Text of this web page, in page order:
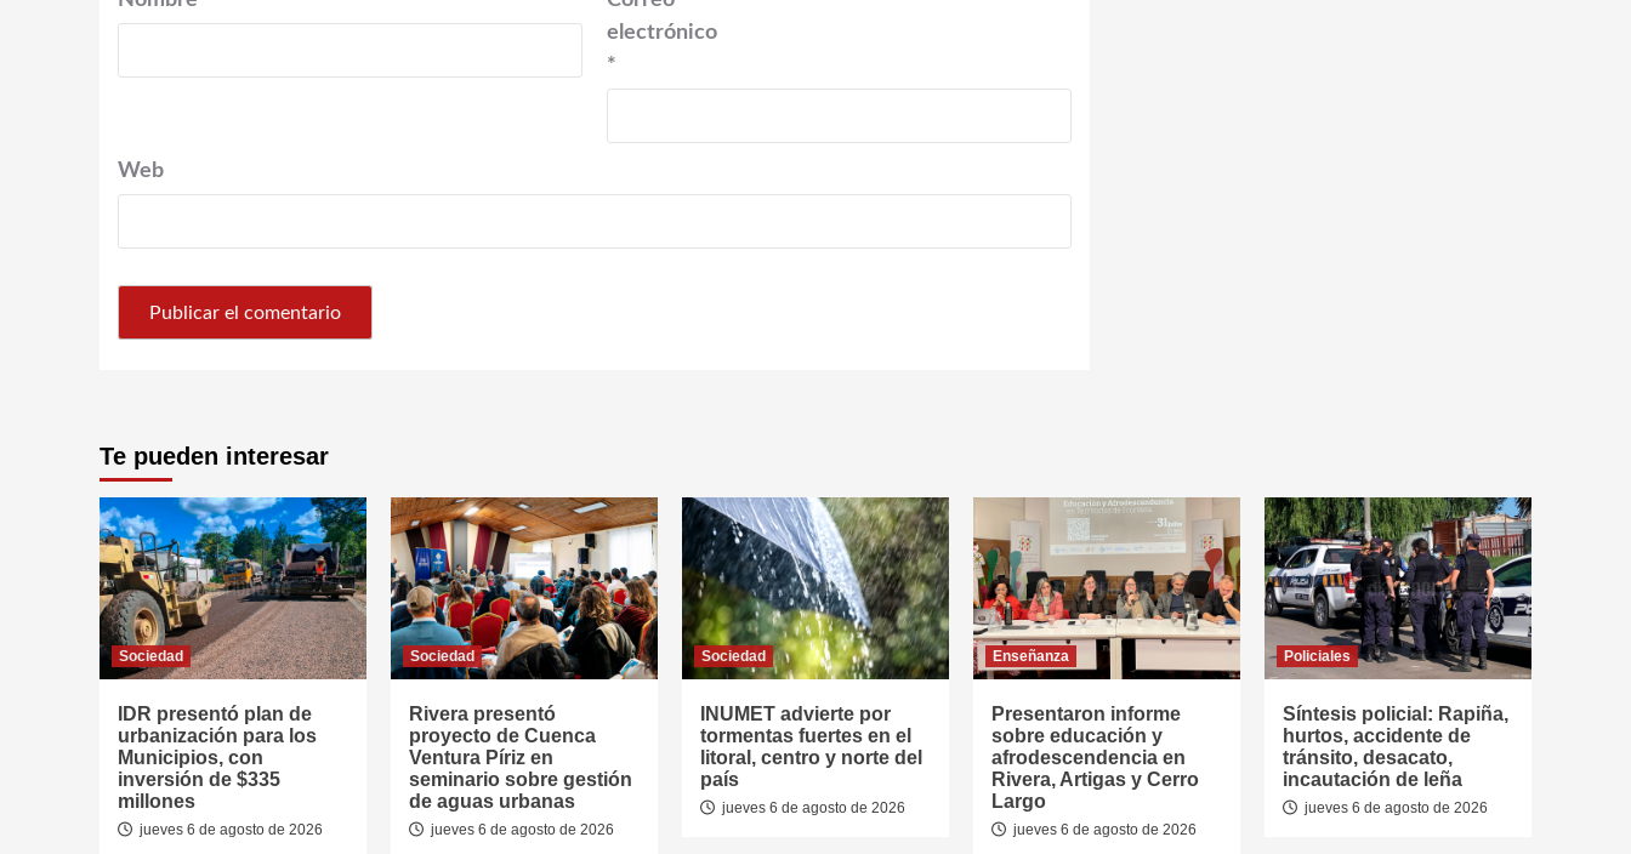
electrónico
*
Web
Te pueden interesar
Sociedad
IDR presentó plan de
urbanización para los
Municipios, con
inversión de $335
millones
jueves 6 de agosto de 2026
Sociedad
Rivera presentó
proyecto de Cuenca
Ventura Píriz en
seminario sobre gestión
de aguas urbanas
jueves 6 de agosto de 2026
Sociedad
INUMET advierte por
tormentas fuertes en el
litoral, centro y norte del
país
jueves 6 de agosto de 2026
Enseñanza
Presentaron informe
sobre educación y
afrodescendencia en
Rivera, Artigas y Cerro
Largo
jueves 6 de agosto de 2026
Policiales
Síntesis policial: Rapiña,
hurtos, accidente de
tránsito, desacato,
incautación de leña
jueves 6 de agosto de 2026